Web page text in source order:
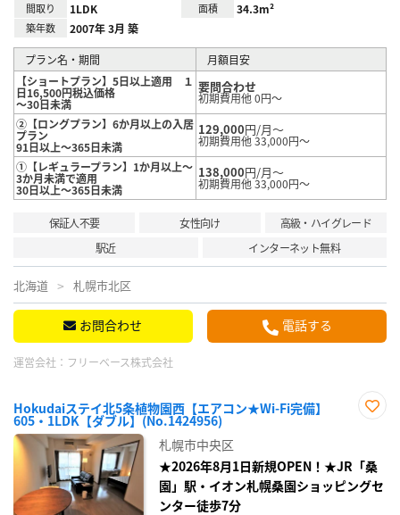
間取り 1LDK 面積 34.3m²
築年数 2007年 3月 築
プラン名・期間
月額目安
【ショートプラン】5日以上適用 １
日16,500円税込価格
～30日未満
要問合わせ
初期費用他 0円～
②【ロングプラン】6か月以上の入居
プラン
91日以上～365日未満
129,000円/月～
初期費用他 33,000円～
①【レギュラープラン】1か月以上～
3か月未満で適用
30日以上～365日未満
138,000円/月～
初期費用他 33,000円～
保証人不要 女性向け
高級・ハイグレード
駅近
インターネット無料
北海道 札幌市北区
お問合わせ 電話する
運営会社： フリーベース株式会社
Hokudaiステイ北5条植物園西【エアコン★Wi-Fi完備】
605・1LDK【ダブル】(No.1424956)
録
札幌市中央区
★2026年8月1日新規OPEN！★JR「桑
園」駅・イオン札幌桑園ショッピングセ
ンター徒歩7分